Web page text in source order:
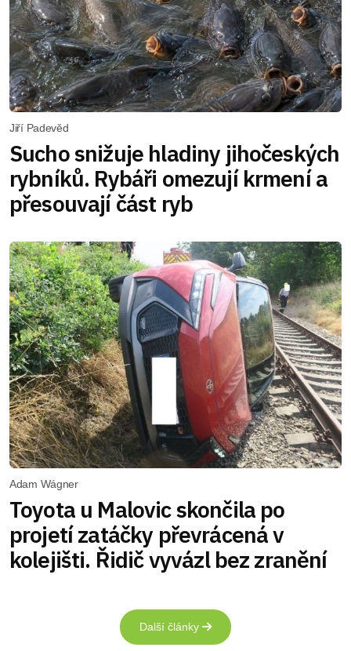
Jiří Padevěd
Sucho snižuje hladiny jihočeských
rybníků. Rybáři omezují krmení a
přesouvají část ryb
Adam Wágner
Toyota u Malovic skončila po
projetí zatáčky převrácená v
kolejišti. Řidič vyvázl bez zranění
Další články